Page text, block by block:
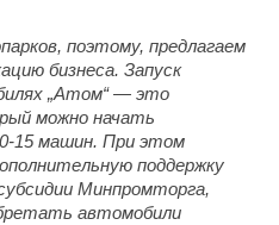
поэтому, предлагаем
бизнеса. Запуск
„Атом“ — это
можно начать
15 машин. При этом
поддержку
Минпромторга,
автомобили